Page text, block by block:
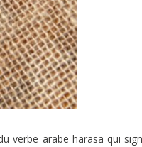
verbe arabe harasa qui